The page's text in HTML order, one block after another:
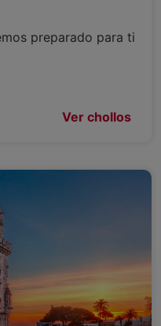
preparado para ti
Ver chollos